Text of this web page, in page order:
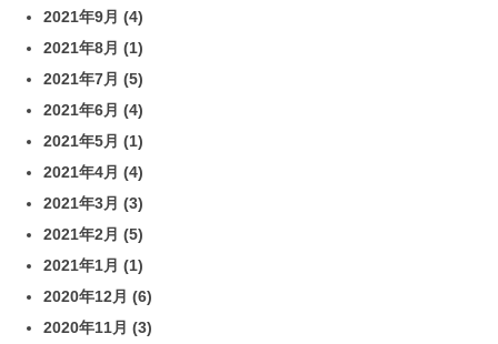
2021年9月 (4)
2021年8月 (1)
2021年7月 (5)
2021年6月 (4)
2021年5月 (1)
2021年4月 (4)
2021年3月 (3)
2021年2月 (5)
2021年1月 (1)
2020年12月 (6)
2020年11月 (3)